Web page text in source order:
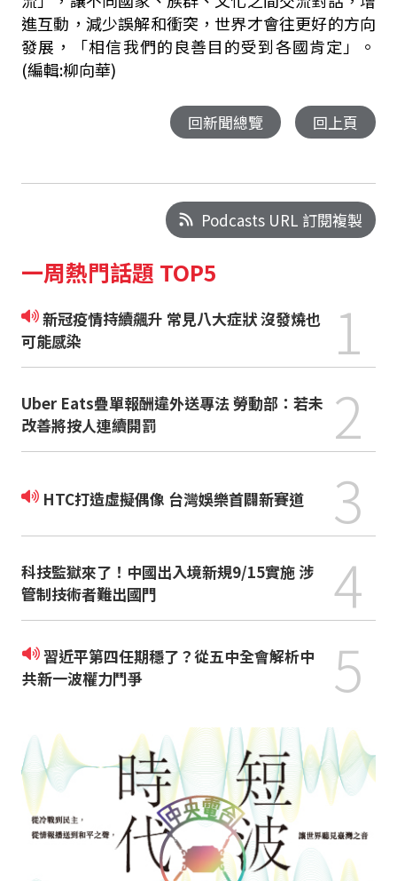
進互動，減少誤解和衝突，世界才會往更好的方向
發展，「相信我們的良善目的受到各國肯定」。
(編輯:柳向華)
回新聞總覽 回上頁
Podcasts URL 訂閱複製
一周熱門話題 TOP5
新冠疫情持續飆升 常見八大症狀 沒發燒也
可能感染
1
Uber Eats疊單報酬違外送專法 勞動部：若未
改善將按人連續開罰
2
HTC打造虛擬偶像 台灣娛樂首闢新賽道 3
科技監獄來了！中國出入境新規9/15實施 涉
管制技術者難出國門
4
習近平第四任期穩了？從五中全會解析中
共新一波權力鬥爭
5